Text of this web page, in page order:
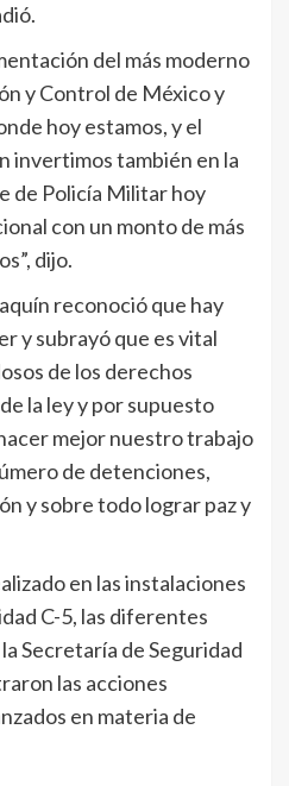
del más moderno
y Control de México y
hoy estamos, y el
invertimos también en la
de Policía Militar hoy
con un monto de más
dijo.
reconoció que hay
y subrayó que es vital
de los derechos
la ley y por supuesto
mejor nuestro trabajo
de detenciones,
y sobre todo lograr paz y
en las instalaciones
C-5, las diferentes
Secretaría de Seguridad
las acciones
en materia de